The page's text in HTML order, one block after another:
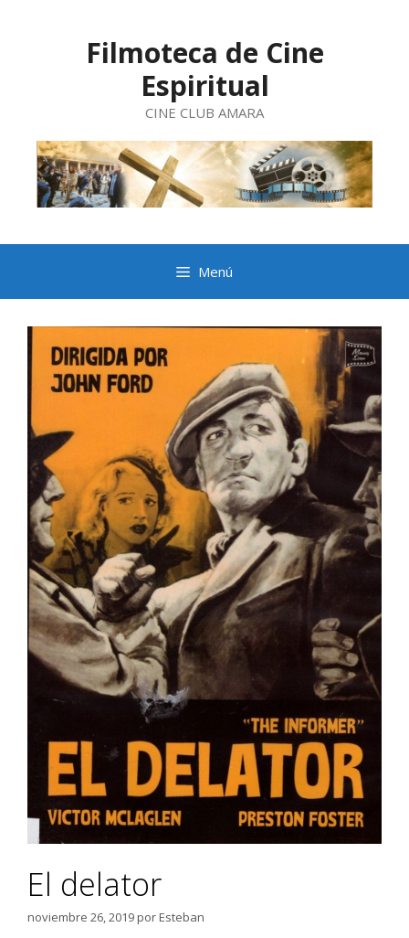
Filmoteca de Cine
Espiritual
CINE CLUB AMARA
Menú
El delator
noviembre 26, 2019porEsteban